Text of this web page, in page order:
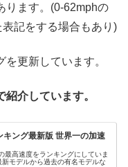
ります。(0-62mphの
記をする場合もあり)
更新しています。
介しています。
キング最新版 世界一の加速
最高速度をランキングにしていま
モデルから過去の有名モデルな